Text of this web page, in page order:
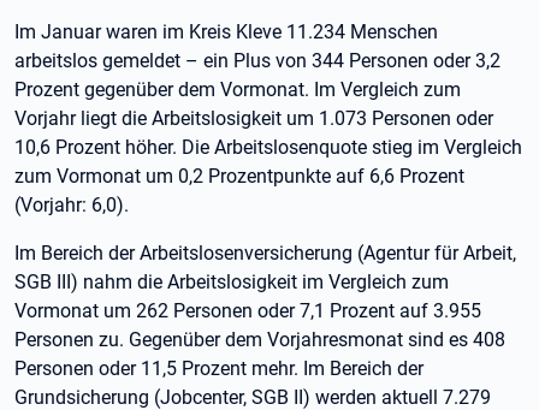
Im Januar waren im Kreis Kleve 11.234 Menschen
arbeitslos gemeldet – ein Plus von 344 Personen oder 3,2
Prozent gegenüber dem Vormonat. Im Vergleich zum
Vorjahr liegt die Arbeitslosigkeit um 1.073 Personen oder
10,6 Prozent höher. Die Arbeitslosenquote stieg im Vergleich
zum Vormonat um 0,2 Prozentpunkte auf 6,6 Prozent
(Vorjahr: 6,0).
Im Bereich der Arbeitslosenversicherung (Agentur für Arbeit,
SGB III) nahm die Arbeitslosigkeit im Vergleich zum
Vormonat um 262 Personen oder 7,1 Prozent auf 3.955
Personen zu. Gegenüber dem Vorjahresmonat sind es 408
Personen oder 11,5 Prozent mehr. Im Bereich der
Grundsicherung (Jobcenter, SGB II) werden aktuell 7.279